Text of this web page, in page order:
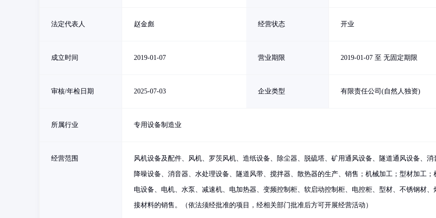
法定代表人 赵金彪 经营状态 开业
成立时间 2019-01-07 营业期限 2019-01-07 至 无固定期限
审核/年检日期 2025-07-03 企业类型 有限责任公司(自然人独资)
所属行业 专用设备制造业
经营范围 风机设备及配件、风机、罗茨风机、造纸设备、除尘器、脱硫塔、矿用通风设备、隧道通风设备、消
降噪设备、消音器、水处理设备、隧道风带、搅拌器、散热器的生产、销售；机械加工；型材加工；
电设备、电机、水泵、减速机、电加热器、变频控制柜、软启动控制柜、电控柜、型材、不锈钢材、
接材料的销售。（依法须经批准的项目，经相关部门批准后方可开展经营活动）